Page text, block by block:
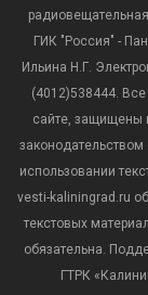
ГИК "Россия" -
Ильина Н.Г.
(4012)538444.
сайте, защищены
использовании
vesti-kaliningrad.ru
текстовых
обязательна.
ГТРК